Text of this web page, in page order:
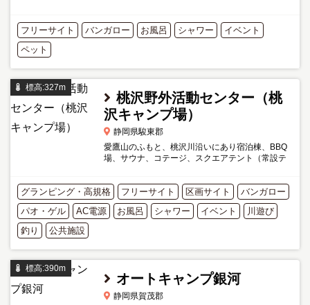
フリーサイト バンガロー お風呂 シャワー
イベント
ペット
標高:327m
桃沢野外活動センター（桃
沢キャンプ場）
静岡県駿東郡
愛鷹山のふもと、桃沢川沿いにあり宿泊棟、BBQ
場、サウナ、コテージ、スクエアテント（常設テ
る施設です。 2020年に...
グランピング・高規格 フリーサイト 区画サイト
バンガロー
パオ・ゲル
AC電源 お風呂 シャワー イベント
川遊び
釣り
公共施設
標高:390m
オートキャンプ銀河
静岡県賀茂郡